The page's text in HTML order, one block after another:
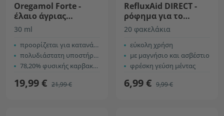
Oregamol Forte -
έλαιο άγριας
ρίγανης
30 ml
προορίζεται για κατανάλωση
πολυδιάστατη υποστήριξη του σώματος
78,20% φυσικής καρβακρόλης
19,99 € 21,99 €
RefluxAid DIRECT -
ρόφημα για το
γαστρικό οξύ
20 φακελάκια
εύκολη χρήση
με μαγνήσιο και ασβέστιο
φρέσκη γεύση μέντας
6,99 € 9,99 €